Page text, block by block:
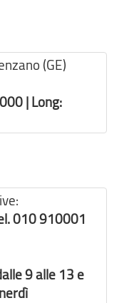
(GE)
| Long:
010 910001
9 alle 13 e